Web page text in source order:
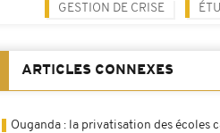
GESTION DE CRISE
ARTICLES CONNEXES
Ouganda : la privatisation des écoles